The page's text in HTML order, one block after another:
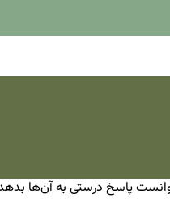
پاسخ درستی به آن‌ها